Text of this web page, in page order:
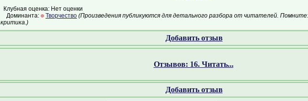
Клубная оценка: Нет оценки
Доминанта:
Творчество (Произведения публикуются для детального разбора от читателей.
критика.)
Добавить отзыв
Отзывов: 16. Читать...
Добавить отзыв